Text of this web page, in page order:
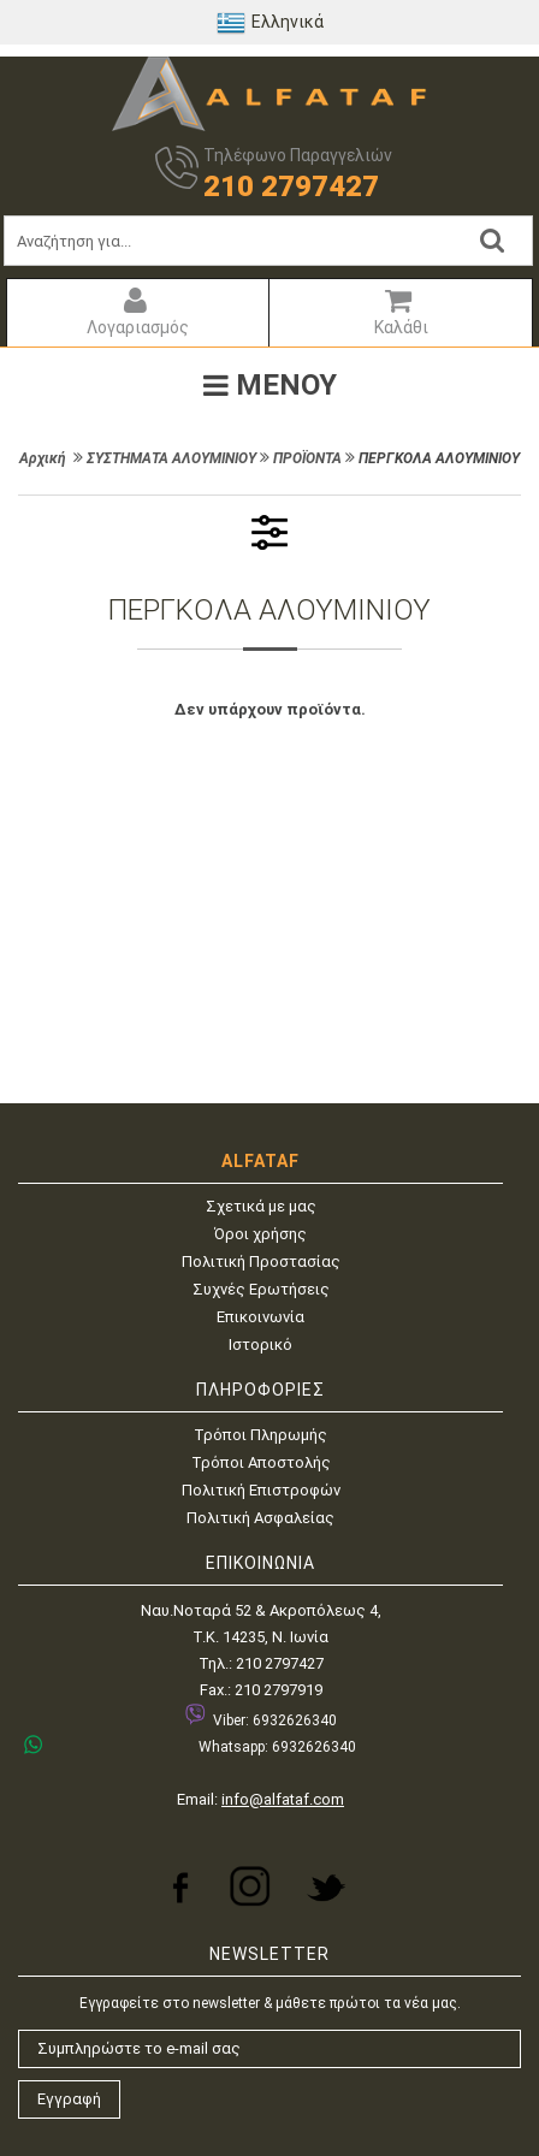
Ελληνικά
Τηλέφωνο Παραγγελιών
210 2797427
Λογαριασμός Καλάθι
ΜΕΝΟΥ
Αρχική ΣΥΣΤΗΜΑΤΑ ΑΛΟΥΜΙΝΙΟΥ ΠΡΟΪΟΝΤΑ ΠΕΡΓΚΟΛΑ ΑΛΟΥΜΙΝΙΟΥ
ΠΕΡΓΚΟΛΑ ΑΛΟΥΜΙΝΙΟΥ
Δεν υπάρχουν προϊόντα.
ALFATAF
Σχετικά με μας
Όροι χρήσης
Πολιτική Προστασίας
Συχνές Ερωτήσεις
Επικοινωνία
Ιστορικό
ΠΛΗΡΟΦΟΡΙΕΣ
Τρόποι Πληρωμής
Τρόποι Αποστολής
Πολιτική Επιστροφών
Πολιτική Ασφαλείας
ΕΠΙΚΟΙΝΩΝΙΑ
Ναυ.Νοταρά 52 & Ακροπόλεως 4,
Τ.Κ. 14235, Ν. Ιωνία
Τηλ.: 210 2797427
Fax.: 210 2797919
Viber: 6932626340
Whatsapp: 6932626340
Email: info@alfataf.com
NEWSLETTER
Εγγραφείτε στο newsletter & μάθετε πρώτοι τα νέα μας.